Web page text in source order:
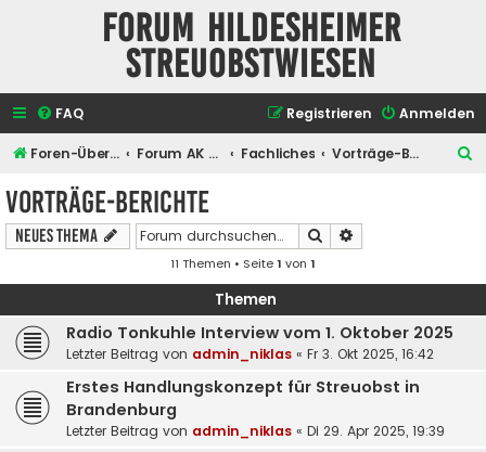
Forum Hildesheimer
Streuobstwiesen
FAQ Anmelden
Registrieren
Foren-Übersicht Forum AK Hildesheimer Streuobstwiesen Fachliches Vorträge-Berichte
Vorträge-Berichte
Neues Thema Suche
11 Themen • Seite1 von 1
Themen
Radio Tonkuhle Interview vom 1. Oktober 2025
Letzter Beitrag von admin_niklas « Fr 3. Okt 2025, 16:42
Erstes Handlungskonzept für Streuobst in
Brandenburg
Letzter Beitrag von admin_niklas « Di 29. Apr 2025, 19:39